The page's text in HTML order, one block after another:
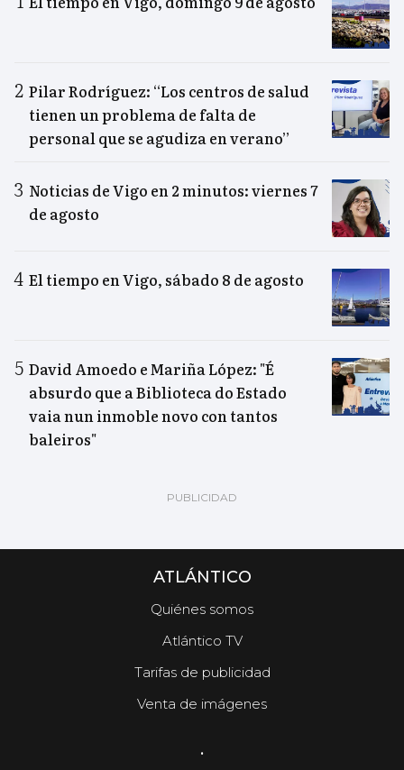
Pilar Rodríguez: “Los centros de salud
tienen un problema de falta de
personal que se agudiza en verano”
Noticias de Vigo en 2 minutos: viernes 7
de agosto
El tiempo en Vigo, sábado 8 de agosto
David Amoedo e Mariña López: "É
absurdo que a Biblioteca do Estado
vaia nun inmoble novo con tantos
baleiros"
ATLÁNTICO
Quiénes somos
Atlántico TV
Tarifas de publicidad
Venta de imágenes
.